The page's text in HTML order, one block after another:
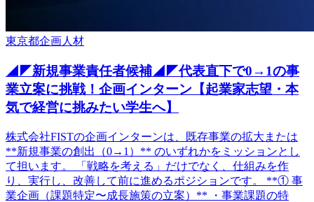
東京都企画人材
◢◤新規事業責任者候補◢◤代表直下で0→1の事
業立案に挑戦！企画インターン【起業家志望・本
気で経営に挑みたい学生へ】
株式会社FISTの企画インターンは、既存事業の拡大または
**新規事業の創出（0→1）** のいずれかをミッションとし
て担います。 「戦略を考える」だけでなく、仕組みを作
り、実行し、改善して前に進めるポジションです。 **① 事
業企画（課題特定〜成長施策の立案）** ・事業課題の特